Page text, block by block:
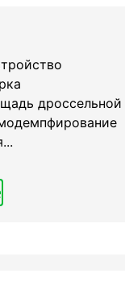
дроссельной